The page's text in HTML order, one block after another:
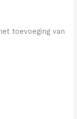
toevoeging van